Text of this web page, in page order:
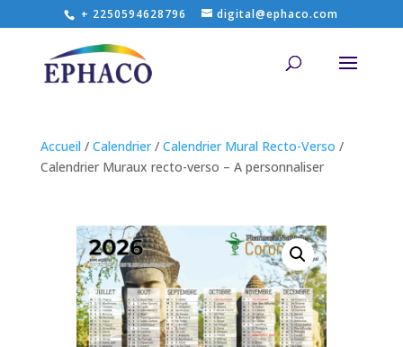
+ 2250594628796 digital@ephaco.com
Accueil / Calendrier/ Calendrier Mural Recto-Verso /
Calendrier Muraux recto-verso – A personnaliser